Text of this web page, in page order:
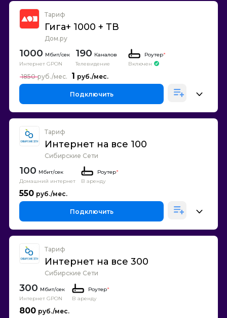
Тариф
Гига+ 1000 + ТВ
Дом.ру
1000
Интернет GPON
190 Каналов
Телевидение
Роутер*
Включен
1
1850
Подключить
Тариф
Интернет на все 100
Сибирские Сети
100
Домашний интернет
Роутер*
В аренду
550
Подключить
Тариф
Интернет на все 300
Сибирские Сети
300
Интернет GPON
Роутер*
В аренду
800